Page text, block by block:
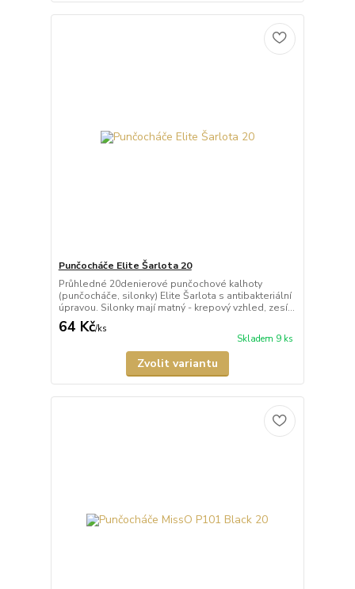
Punčocháče Elite Šarlota 20
Průhledné 20denierové punčochové kalhoty
(punčocháče, silonky) Elite Šarlota s antibakteriální
úpravou. Silonky mají matný - krepový vzhled, zesí...
64 Kč/ks
Skladem 9 ks
Zvolit variantu